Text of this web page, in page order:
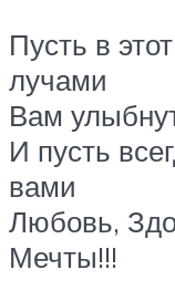
Пусть в
лучами
Вам
И пусть
вами
Любовь,
Мечты!!!